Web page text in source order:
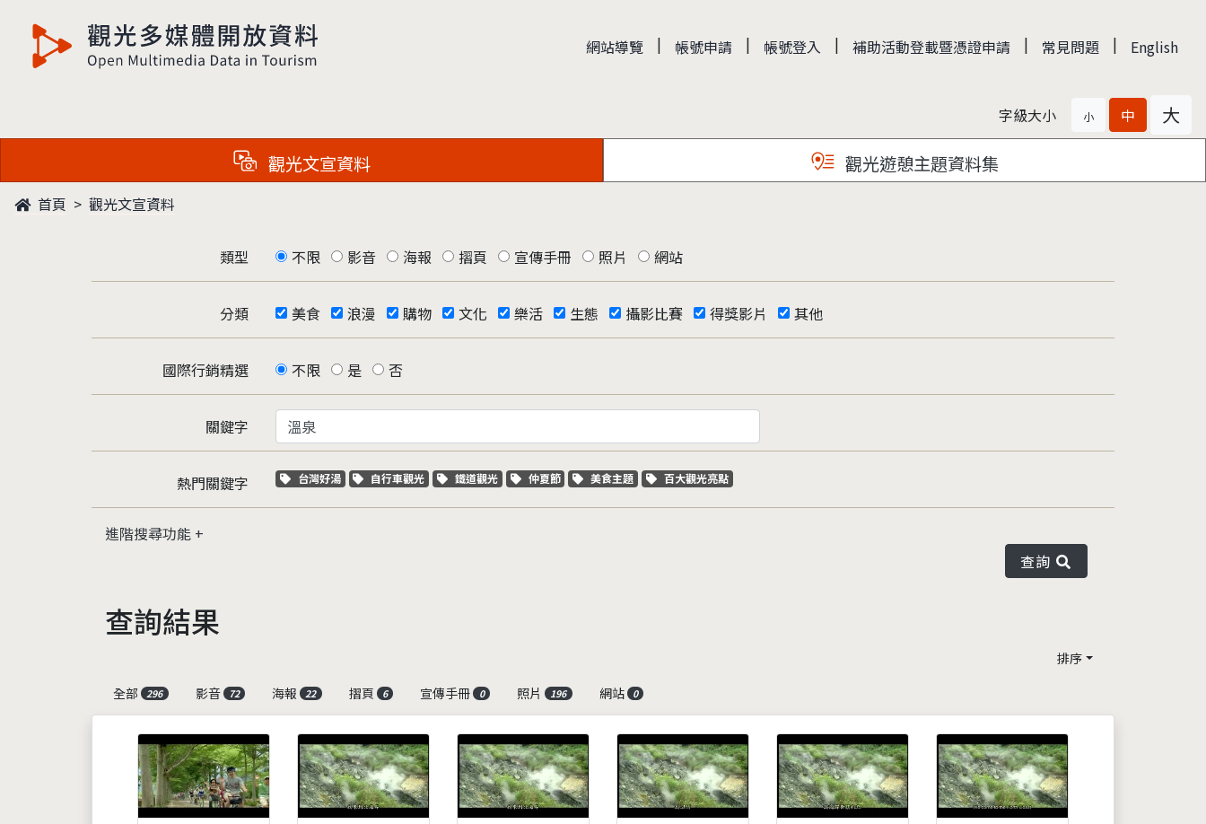
觀光多媒體開放資料 網站導覽 | 帳號申請 | 帳號登入 | 補助活動登載暨憑證申請 | 常見問題 | English
字級大小 小 中 大
觀光文宣資料 觀光遊憩主題資料集
首頁 觀光文宣資料
類型 不限 影音 海報 摺頁 宣傳手冊 照片 網站
分類 美食 浪漫 購物 文化 樂活 生態 攝影比賽 得獎影片 其他
國際行銷精選 不限 是 否
關鍵字
熱門關鍵字 關鍵字標籤
台灣好湯 關鍵字標籤
自行車觀光 關鍵字標籤
鐵道觀光 關鍵字標籤
仲夏節 關鍵字標籤
美食主題 關鍵字標籤
百大觀光亮點
進階搜尋功能
查詢
查詢結果
排序
全部
296 影音 72 海報 22 摺頁 6 宣傳手冊 0 照片 196 網站 0